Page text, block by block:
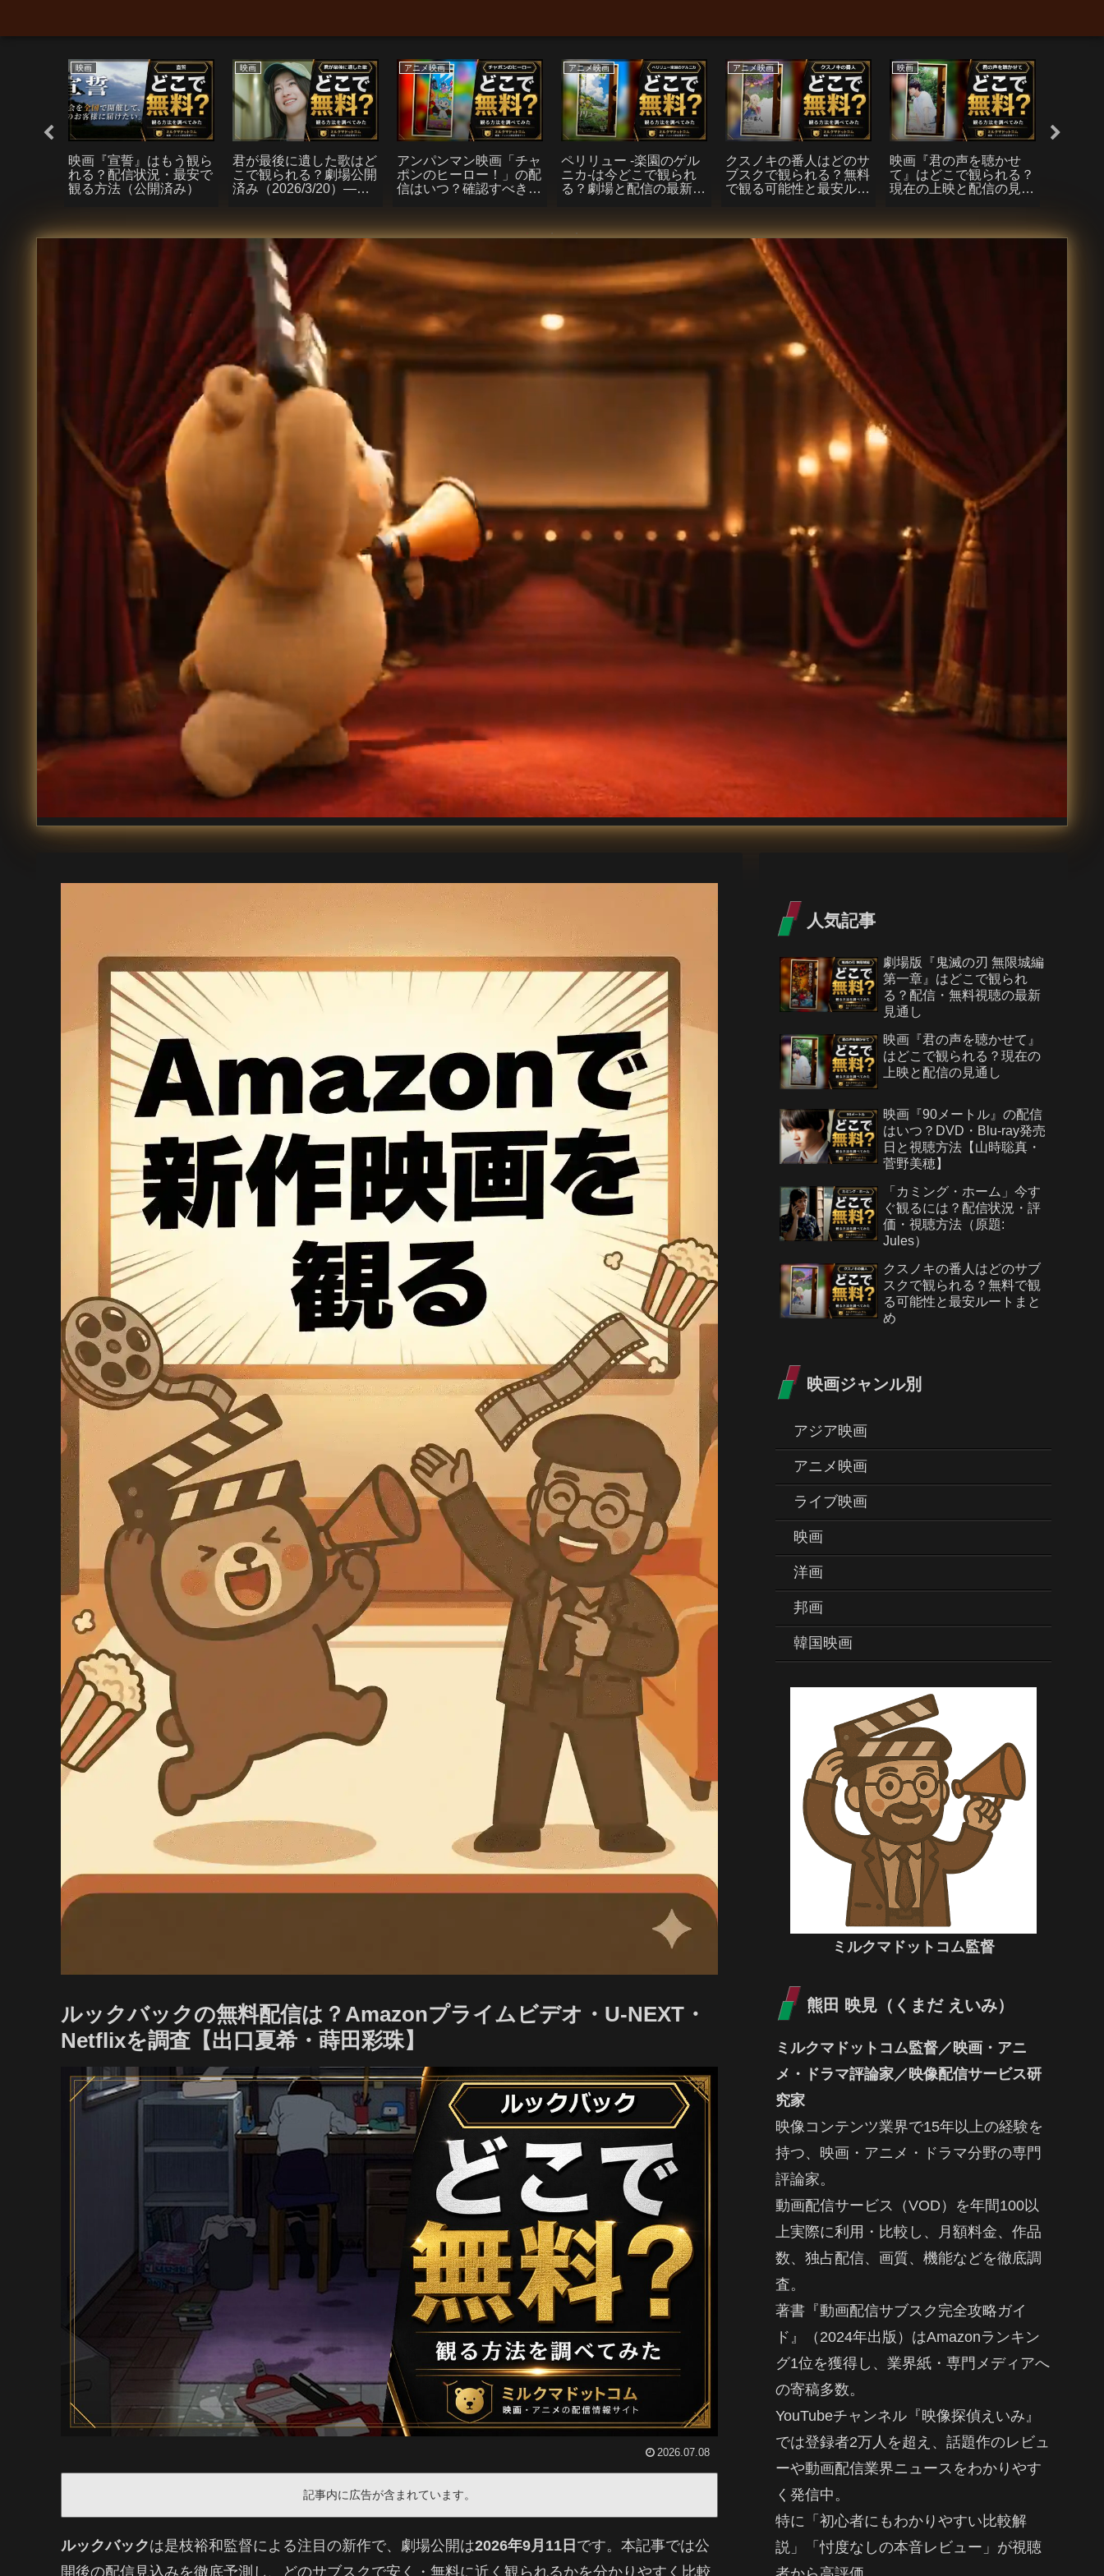
スを調
映画
映画『宣誓』はもう観ら
れる？配信状況・最安で
観る方法（公開済み）
映画
君が最後に遺した歌はど
こで観られる？劇場公開
済み（2026/3/20）――
アニメ映画
アンパンマン映画「チャ
ポンのヒーロー！」の配
信はいつ？確認すべき5
アニメ映画
ペリリュー -楽園のゲル
ニカ-は今どこで観られ
る？劇場と配信の最新見
アニメ映画
クスノキの番人はどのサ
ブスクで観られる？無料
で観る可能性と最安ルー
映画
映画『君の声を聴かせ
て』はどこで観られる？
現在の上映と配信の見通
ルックバックの無料配信は？Amazonプライムビデオ・U-NEXT・
Netflixを調査【出口夏希・蒔田彩珠】
2026.07.08
記事内に広告が含まれています。
ルックバックは是枝裕和監督による注目の新作で、劇場公開は2026年9月11日 です。本記事では公
開後の配信見込みを徹底予測し、どのサブスクで安く・無料に近く観られるかを分かりやすく比較
人気記事
劇場版『鬼滅の刃 無限城編
第一章』はどこで観られ
る？配信・無料視聴の最新
見通し
映画『君の声を聴かせて』
はどこで観られる？現在の
上映と配信の見通し
映画『90メートル』の配信
はいつ？DVD・Blu-ray発売
日と視聴方法【山時聡真・
菅野美穂】
「カミング・ホーム」今す
ぐ観るには？配信状況・評
価・視聴方法（原題:
Jules）
クスノキの番人はどのサブ
スクで観られる？無料で観
る可能性と最安ルートまと
め
映画ジャンル別
アジア映画
アニメ映画
ライブ映画
映画
洋画
邦画
韓国映画
ミルクマドットコム監督
熊田 映見（くまだ えいみ）
ミルクマドットコム監督／映画・アニ
メ・ドラマ評論家／映像配信サービス研
究家
映像コンテンツ業界で15年以上の経験を
持つ、映画・アニメ・ドラマ分野の専門
評論家。
動画配信サービス（VOD）を年間100以
上実際に利用・比較し、月額料金、作品
数、独占配信、画質、機能などを徹底調
査。
著書『動画配信サブスク完全攻略ガイ
ド』（2024年出版）はAmazonランキン
グ1位を獲得し、業界紙・専門メディアへ
の寄稿多数。
YouTubeチャンネル『映像探偵えいみ』
では登録者2万人を超え、話題作のレビュ
ーや動画配信業界ニュースをわかりやす
く発信中。
特に「初心者にもわかりやすい比較解
説」「忖度なしの本音レビュー」が視聴